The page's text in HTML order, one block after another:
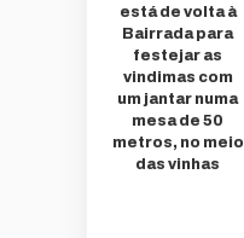
está de volta à
Bairrada para
festejar as
vindimas com
um jantar numa
mesa de 50
metros, no meio
das vinhas